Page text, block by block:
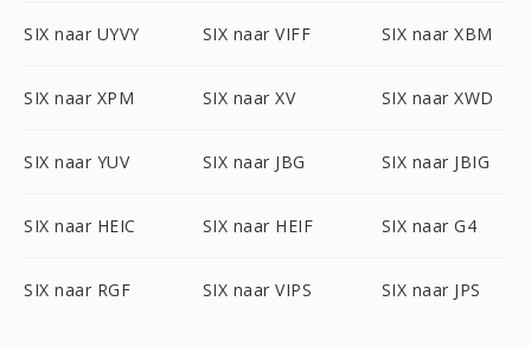
SIX naar UYVY SIX naar VIFF SIX naar XBM
SIX naar XPM SIX naar XV SIX naar XWD
SIX naar YUV SIX naar JBG SIX naar JBIG
SIX naar HEIC SIX naar HEIF SIX naar G4
SIX naar RGF SIX naar VIPS SIX naar JPS